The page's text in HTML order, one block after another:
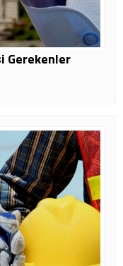
Gerekenler